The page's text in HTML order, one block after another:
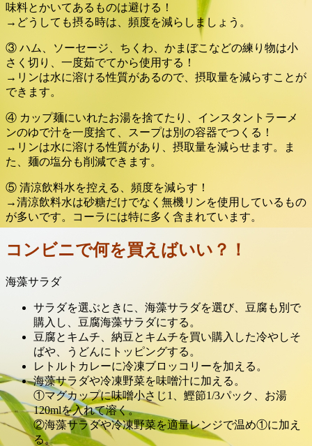
味料とかいてあるものは避ける！
→どうしても摂る時は、頻度を減らしましょう。
③ ハム、ソーセージ、ちくわ、かまぼこなどの練り物は小
さく切り、一度茹でてから使用する！
→リンは水に溶ける性質があるので、摂取量を減らすことが
できます。
④ カップ麺にいれたお湯を捨てたり、インスタントラーメ
ンのゆで汁を一度捨て、スープは別の容器でつくる！
→リンは水に溶ける性質があり、摂取量を減らせます。ま
た、麺の塩分も削減できます。
⑤ 清涼飲料水を控える、頻度を減らす！
→清涼飲料水は砂糖だけでなく無機リンを使用しているもの
が多いです。コーラには特に多く含まれています。
コンビニで何を買えばいい？！
海藻サラダ
サラダを選ぶときに、海藻サラダを選び、豆腐も別で
購入し、豆腐海藻サラダにする。
豆腐とキムチ、納豆とキムチを買い購入した冷やしそ
ばや、うどんにトッピングする。
レトルトカレーに冷凍ブロッコリーを加える。
海藻サラダや冷凍野菜を味噌汁に加える。
①マグカップに味噌小さじ1、鰹節1/3パック、お湯
120mlを入れて溶く。
②海藻サラダや冷凍野菜を適量レンジで温め①に加え
る。